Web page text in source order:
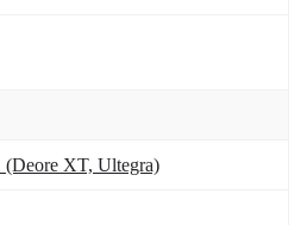
(Deore XT, Ultegra)